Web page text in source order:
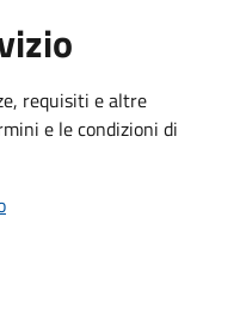
requisiti e altre
e le condizioni di